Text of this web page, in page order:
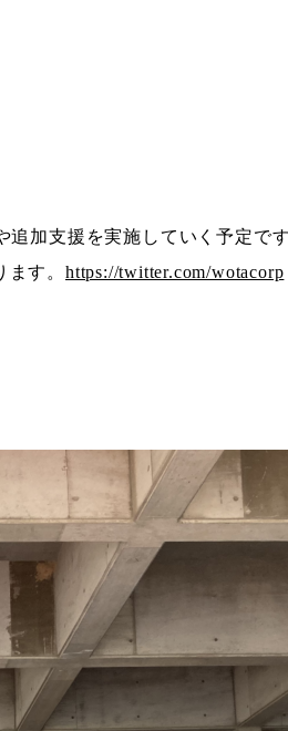
追加支援を実施していく予定で
す。 https://twitter.com/wotacorp